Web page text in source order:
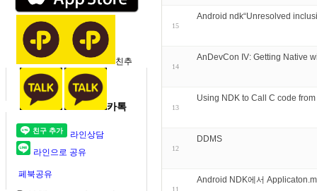
친추
카톡
라인상담
라인으로 공유
페북공유
15
Android ndk“Unresolved
14
AnDevCon IV: Getting Native
13
Using NDK to Call C code
12
DDMS
11
Android NDK에서